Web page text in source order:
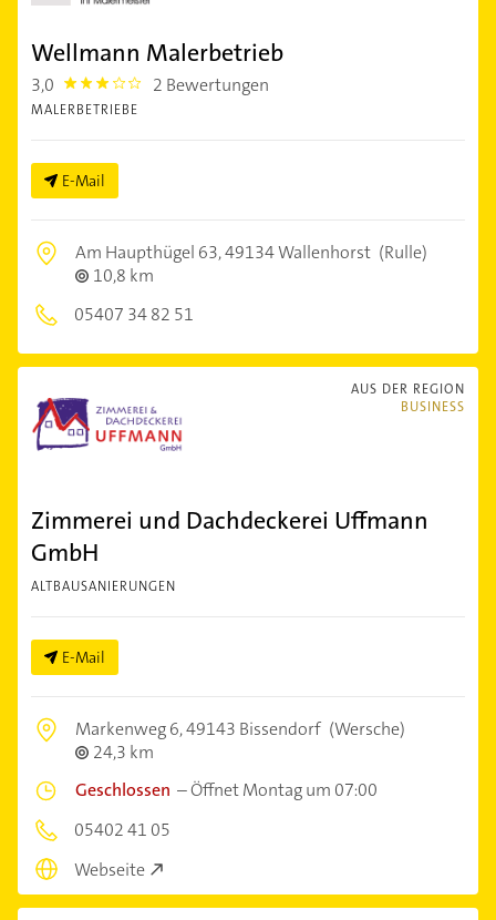
Wellmann Malerbetrieb
3,0 3.0 2 Bewertungen
MALERBETRIEBE
E-Mail
Am Haupthügel 63,49134 Wallenhorst (Rulle)
10,8 km
05407 34 82 51
AUS DER REGION
BUSINESS
Zimmerei und Dachdeckerei Uffmann
GmbH
ALTBAUSANIERUNGEN
E-Mail
Markenweg 6,49143 Bissendorf (Wersche)
24,3 km
Geschlossen –Öffnet Montag um 07:00
05402 41 05
Webseite